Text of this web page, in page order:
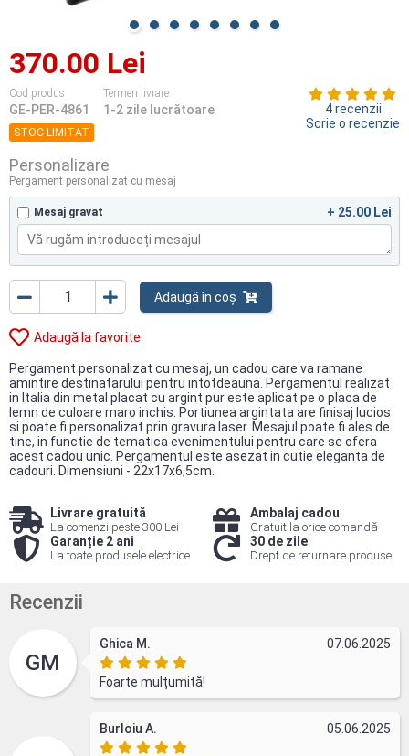
370.00 Lei
Cod produs
GE-PER-4861
Termen livrare
1-2 zile lucrătoare
STOC LIMITAT
4 recenzii
Scrie o recenzie
Personalizare
Pergament personalizat cu mesaj
Mesaj gravat + 25.00 Lei
Adaugă în coș
Adaugă la favorite
Pergament personalizat cu mesaj, un cadou care va ramane
amintire destinatarului pentru intotdeauna. Pergamentul realizat
in Italia din metal placat cu argint pur este aplicat pe o placa de
lemn de culoare maro inchis. Portiunea argintata are finisaj lucios
si poate fi personalizat prin gravura laser. Mesajul poate fi ales de
tine, in functie de tematica evenimentului pentru care se ofera
acest cadou unic. Pergamentul este asezat in cutie eleganta de
cadouri. Dimensiuni - 22x17x6,5cm.
Livrare gratuită
La comenzi peste 300 Lei
Ambalaj cadou
Gratuit la orice comandă
Garanție 2 ani
La toate produsele electrice
30 de zile
Drept de returnare produse
Recenzii
GM
Ghica M. 07.06.2025
Foarte mulțumită!
Burloiu A. 05.06.2025